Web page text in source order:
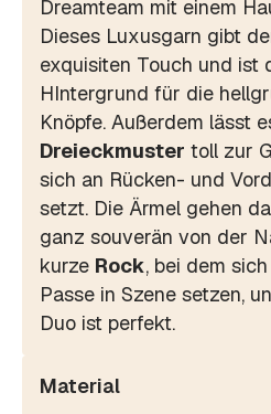
Dreamteam mit einem
Dieses Luxusgarn gibt
exquisiten Touch und ist
HIntergrund für die
Knöpfe. Außerdem lässt
Dreieckmuster toll zur
sich an Rücken- und
setzt. Die Ärmel gehen
ganz souverän von der
kurze Rock, bei dem
Passe in Szene setzen,
Duo ist perfekt.
Material